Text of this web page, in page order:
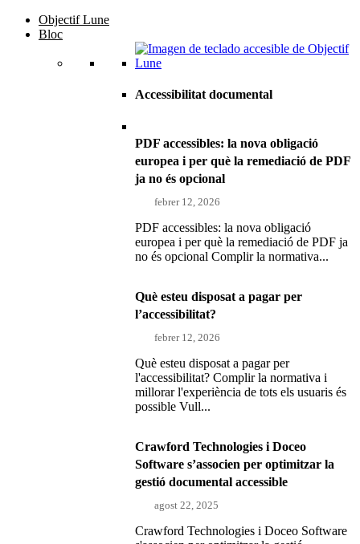
Objectif Lune
Bloc
Accessibilitat documental
PDF accessibles: la nova obligació
europea i per què la remediació de PDF
ja no és opcional
febrer 12, 2026
PDF accessibles: la nova obligació
europea i per què la remediació de PDF ja
no és opcional Complir la normativa...
Què esteu disposat a pagar per
l’accessibilitat?
febrer 12, 2026
Què esteu disposat a pagar per
l'accessibilitat? Complir la normativa i
millorar l'experiència de tots els usuaris és
possible Vull...
Crawford Technologies i Doceo
Software s’associen per optimitzar la
gestió documental accessible
agost 22, 2025
Crawford Technologies i Doceo Software